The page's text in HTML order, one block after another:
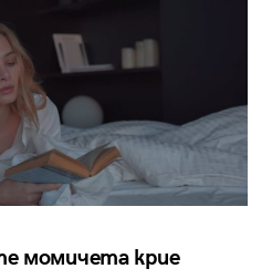
момичета крие